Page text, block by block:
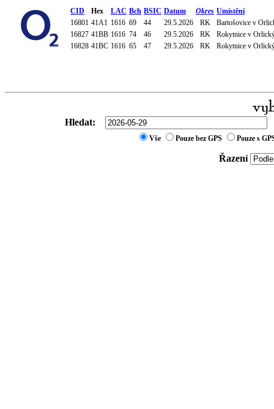
CID Hex LAC Bch BSIC Datum Okres Umístění
16801 41A1 1616 69 44 29.5.2026 RK
Bartošovice v
16827 41BB 1616 74 46 29.5.2026 RK
Rokytnice v
16828 41BC 1616 65 47 29.5.2026 RK Rokytnice v
Hledat:
Vše Pouze bez GPS Pouze s
Řazení